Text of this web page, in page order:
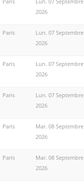
2026
Paris
Lun. 07 Septembre
2026
Paris
Lun. 07 Septembre
2026
Paris
Lun. 07 Septembre
2026
Paris
Mar. 08 Septembre
2026
Paris
Mar. 08 Septembre
2026